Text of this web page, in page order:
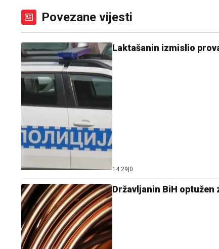
Povezane vijesti
Laktašanin izmislio
14:29 0
Državljanin BiH optužen